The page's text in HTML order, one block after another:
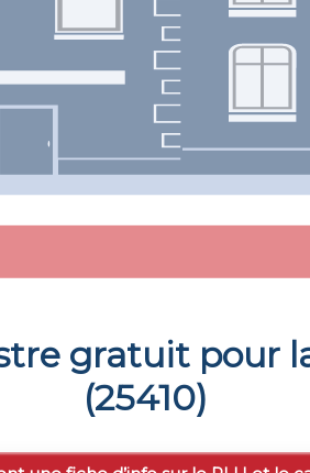
gratuit pour
(25410)